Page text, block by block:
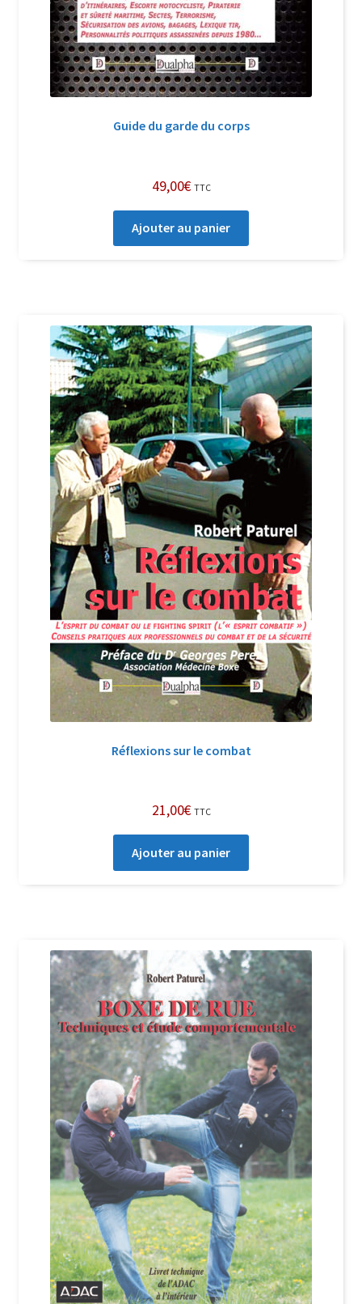
Guide du garde du corps
49,00€ TTC
Ajouter au panier
Réflexions sur le combat
21,00€ TTC
Ajouter au panier